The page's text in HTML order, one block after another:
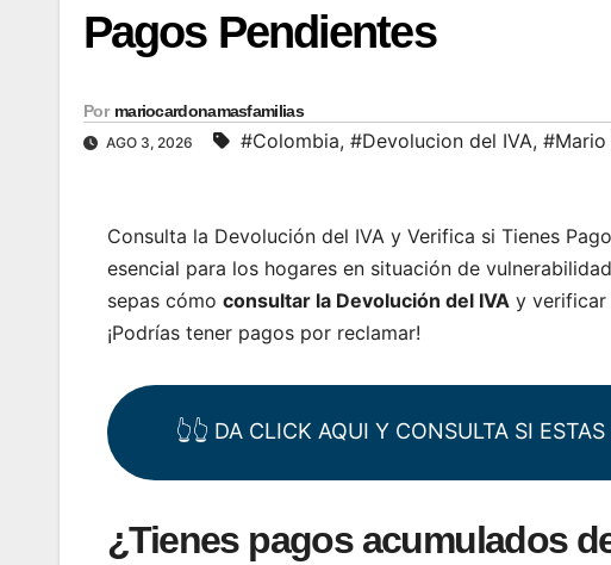
Pagos Pendientes
Por mariocardonamasfamilias
AGO 3, 2026 #Colombia, #Devolucion del IVA, #Mario
Consulta la Devolución del IVA y Verifica si Tienes
esencial para los hogares en situación de
sepas cómo consultar la Devolución del IVA y verificar
¡Podrías tener pagos por reclamar!
👆👆 DA CLICK AQUI Y CONSULTA SI
¿Tienes pagos acumulados